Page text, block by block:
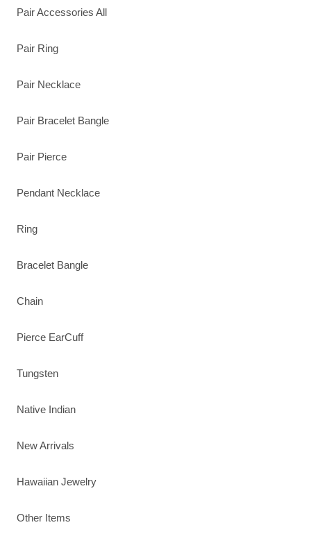
Pair Accessories All
Pair Ring
Pair Necklace
Pair Bracelet Bangle
Pair Pierce
Pendant Necklace
Ring
Bracelet Bangle
Chain
Pierce EarCuff
Tungsten
Native Indian
New Arrivals
Hawaiian Jewelry
Other Items